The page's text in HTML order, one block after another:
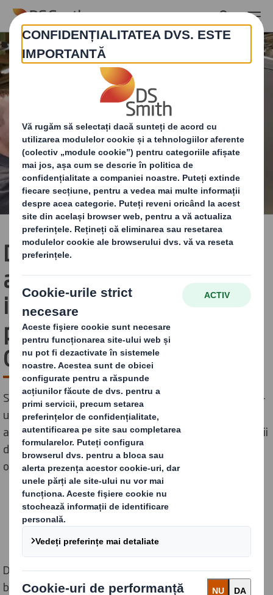
Skip to main content
DS Smith dezvoltă
ambalaje industriale
inovatoare fără plastic
pentru Bosch Home
Comfort Group
Soluția de ambalare din carton ondulat, realizată dintr-
un singur material și complet reciclabilă, economisește
anual 100.000 de bucăți de plastic și 310 tone de emisii
de CO2, contribuind în același timp la atingerea
obiectivelor de sustenabilitate.
DS Smith a dezvoltat o soluție fără plastic pentru un
boiler pe gaz de la Bosch Home Comfort Group.